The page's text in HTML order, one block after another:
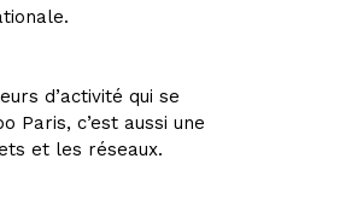
d’activité qui se
c’est aussi une
et les réseaux.